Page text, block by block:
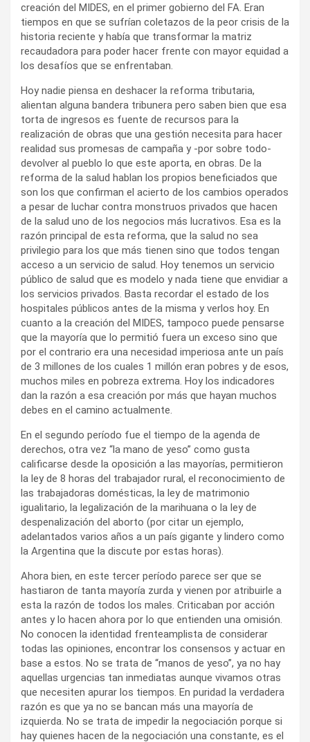
creación del MIDES, en el primer gobierno del FA. Eran
tiempos en que se sufrían coletazos de la peor crisis de la
historia reciente y había que transformar la matriz
recaudadora para poder hacer frente con mayor equidad a
los desafíos que se enfrentaban.
Hoy nadie piensa en deshacer la reforma tributaria,
alientan alguna bandera tribunera pero saben bien que esa
torta de ingresos es fuente de recursos para la
realización de obras que una gestión necesita para hacer
realidad sus promesas de campaña y -por sobre todo-
devolver al pueblo lo que este aporta, en obras. De la
reforma de la salud hablan los propios beneficiados que
son los que confirman el acierto de los cambios operados
a pesar de luchar contra monstruos privados que hacen
de la salud uno de los negocios más lucrativos. Esa es la
razón principal de esta reforma, que la salud no sea
privilegio para los que más tienen sino que todos tengan
acceso a un servicio de salud. Hoy tenemos un servicio
público de salud que es modelo y nada tiene que envidiar a
los servicios privados. Basta recordar el estado de los
hospitales públicos antes de la misma y verlos hoy. En
cuanto a la creación del MIDES, tampoco puede pensarse
que la mayoría que lo permitió fuera un exceso sino que
por el contrario era una necesidad imperiosa ante un país
de 3 millones de los cuales 1 millón eran pobres y de esos,
muchos miles en pobreza extrema. Hoy los indicadores
dan la razón a esa creación por más que hayan muchos
debes en el camino actualmente.
En el segundo período fue el tiempo de la agenda de
derechos, otra vez “la mano de yeso” como gusta
calificarse desde la oposición a las mayorías, permitieron
la ley de 8 horas del trabajador rural, el reconocimiento de
las trabajadoras domésticas, la ley de matrimonio
igualitario, la legalización de la marihuana o la ley de
despenalización del aborto (por citar un ejemplo,
adelantados varios años a un país gigante y lindero como
la Argentina que la discute por estas horas).
Ahora bien, en este tercer período parece ser que se
hastiaron de tanta mayoría zurda y vienen por atribuirle a
esta la razón de todos los males. Criticaban por acción
antes y lo hacen ahora por lo que entienden una omisión.
No conocen la identidad frenteamplista de considerar
todas las opiniones, encontrar los consensos y actuar en
base a estos. No se trata de “manos de yeso”, ya no hay
aquellas urgencias tan inmediatas aunque vivamos otras
que necesiten apurar los tiempos. En puridad la verdadera
razón es que ya no se bancan más una mayoría de
izquierda. No se trata de impedir la negociación porque si
hay quienes hacen de la negociación una constante, es el